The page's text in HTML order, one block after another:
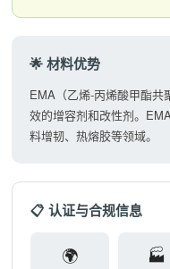
🌟 材料优势
EMA（乙烯-丙烯酸甲酯共
效的增容剂和改性剂。
料增韧、热熔胶等领域。
📋 认证与合规信息
🌍 🏭